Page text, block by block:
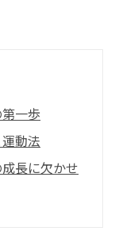
一歩
動法
長に欠かせ